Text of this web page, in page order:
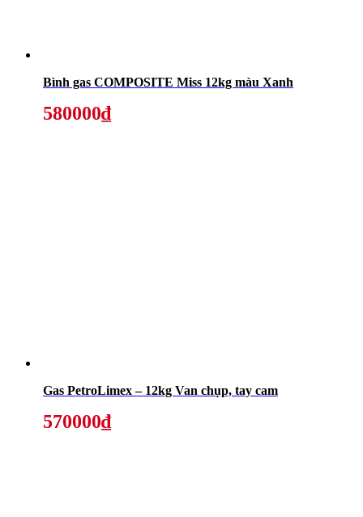
Bình gas COMPOSITE Miss 12kg màu Xanh
580000₫
Gas PetroLimex – 12kg Van chụp, tay cam
570000₫